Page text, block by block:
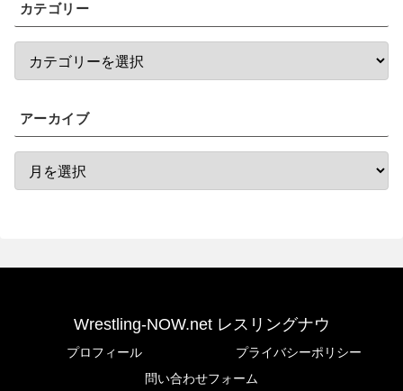
カテゴリー
アーカイブ
Wrestling-NOW.net レスリングナウ
プロフィール
プライバシーポリシー
問い合わせフォーム